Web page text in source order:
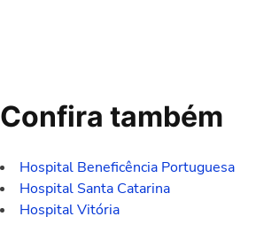
Confira também
Hospital Beneficência Portuguesa
Hospital Santa Catarina
Hospital Vitória